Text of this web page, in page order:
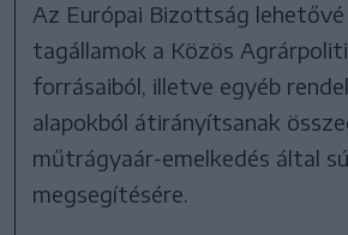
Az Európai Bizottság
tagállamok a Közös
forrásaiból, illetve egyéb
alapokból átirányítsanak
műtrágyaár-emelkedés által
megsegítésére.